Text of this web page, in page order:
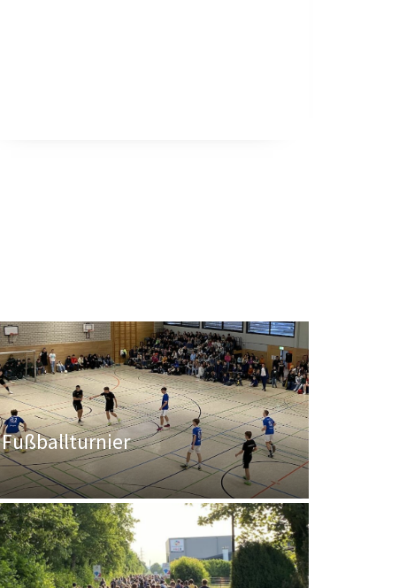
Fußballturnier